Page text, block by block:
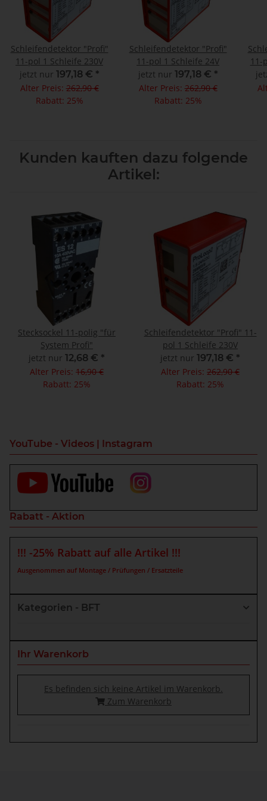
Schleifendetektor "Profi"
11-pol 1 Schleife 230V
jetzt nur 197,18 € *
Alter Preis:262,90 €
Rabatt: 25%
Schleifendetektor "Profi"
11-pol 1 Schleife 24V
jetzt nur 197,18 € *
Alter Preis:262,90 €
Rabatt: 25%
11-
Kunden kauften dazu folgende
Artikel:
Stecksockel 11-polig "für
System Profi"
jetzt nur 12,68 € *
Alter Preis: 16,90 €
Rabatt: 25%
Schleifendetektor "Profi" 11-
pol 1 Schleife 230V
jetzt nur 197,18 € *
Alter Preis: 262,90 €
Rabatt: 25%
YouTube - Videos | Instagram
Rabatt - Aktion
!!! -25% Rabatt auf alle Artikel !!!
Ausgenommen auf Montage / Prüfungen / Ersatzteile
Kategorien - BFT
Ihr Warenkorb
Es befinden sich keine Artikel im Warenkorb.
Zum Warenkorb